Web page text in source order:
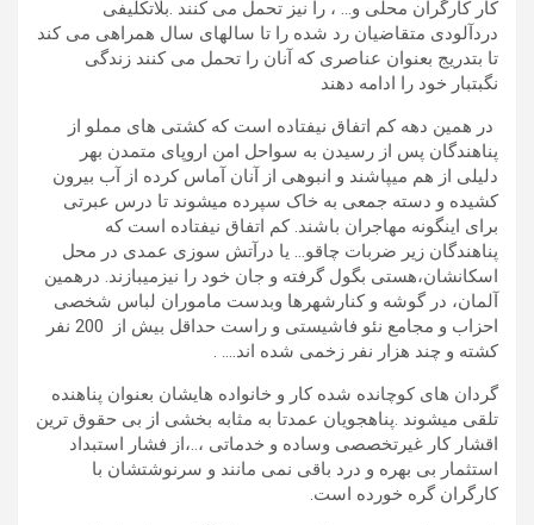
کار کارگران محلی و… ، را نیز تحمل می کنند .بلاتکلیفی
دردآلودی متقاضیان رد شده را تا سالهای سال همراهی می کند
تا بتدریج بعنوان عناصری که آنان را تحمل می کنند زندگی
نگبتبار خود را ادامه دهند
در همین دهه کم اتفاق نیفتاده است که کشتی های مملو از
پناهندگان پس از رسیدن به سواحل امن اروپای متمدن بهر
دلیلی از هم میپاشند و انبوهی از آنان آماس کرده از آب بیرون
کشیده و دسته جمعی به خاک سپرده میشوند تا درس عبرتی
برای اینگونه مهاجران باشند. کم اتفاق نیفتاده است که
پناهندگان زیر ضربات چاقو… یا درآتش سوزی عمدی در محل
اسکانشان،هستی بگول گرفته و جان خود را نیزمیبازند. درهمین
آلمان، در گوشه و کنارشهرها وبدست ماموران لباس شخصی
احزاب و مجامع نئو فاشیستی و راست حداقل بیش از 200 نفر
کشته و چند هزار نفر زخمی شده اند…. .
گردان های کوچانده شده کار و خانواده هایشان بعنوان پناهنده
تلقی میشوند .پناهجویان عمدتا به مثابه بخشی از بی حقوق ترین
اقشار کار غیرتخصصی وساده و خدماتی ،..،از فشار استبداد
استثمار بی بهره و درد باقی نمی مانند و سرنوشتشان با
کارگران گره خورده است.